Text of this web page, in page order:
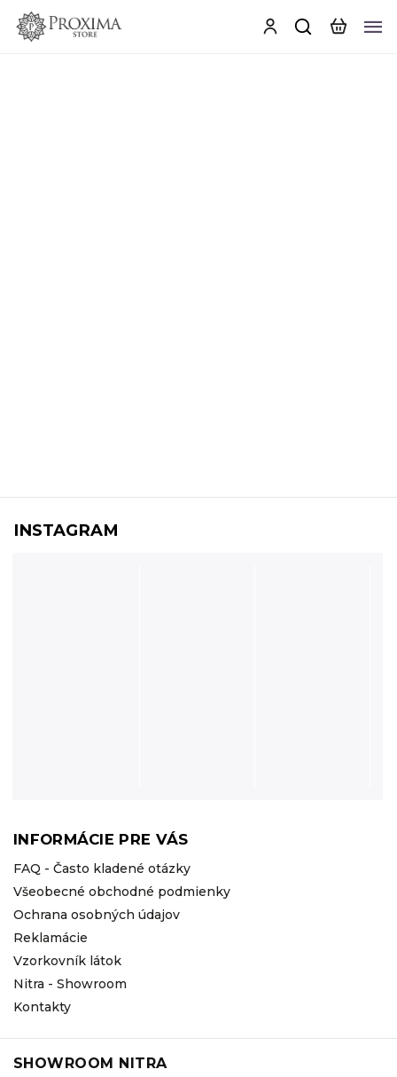
INFORMÁCIE PRE VÁS
FAQ - Často kladené otázky
Všeobecné obchodné podmienky
Ochrana osobných údajov
Reklamácie
Vzorkovník látok
Nitra - Showroom
Kontakty
SHOWROOM NITRA
INSTAGRAM